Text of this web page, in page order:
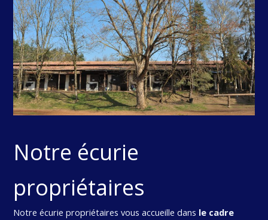
Notre écurie
propriétaires
Notre écurie propriétaires vous accueille dans le cadre